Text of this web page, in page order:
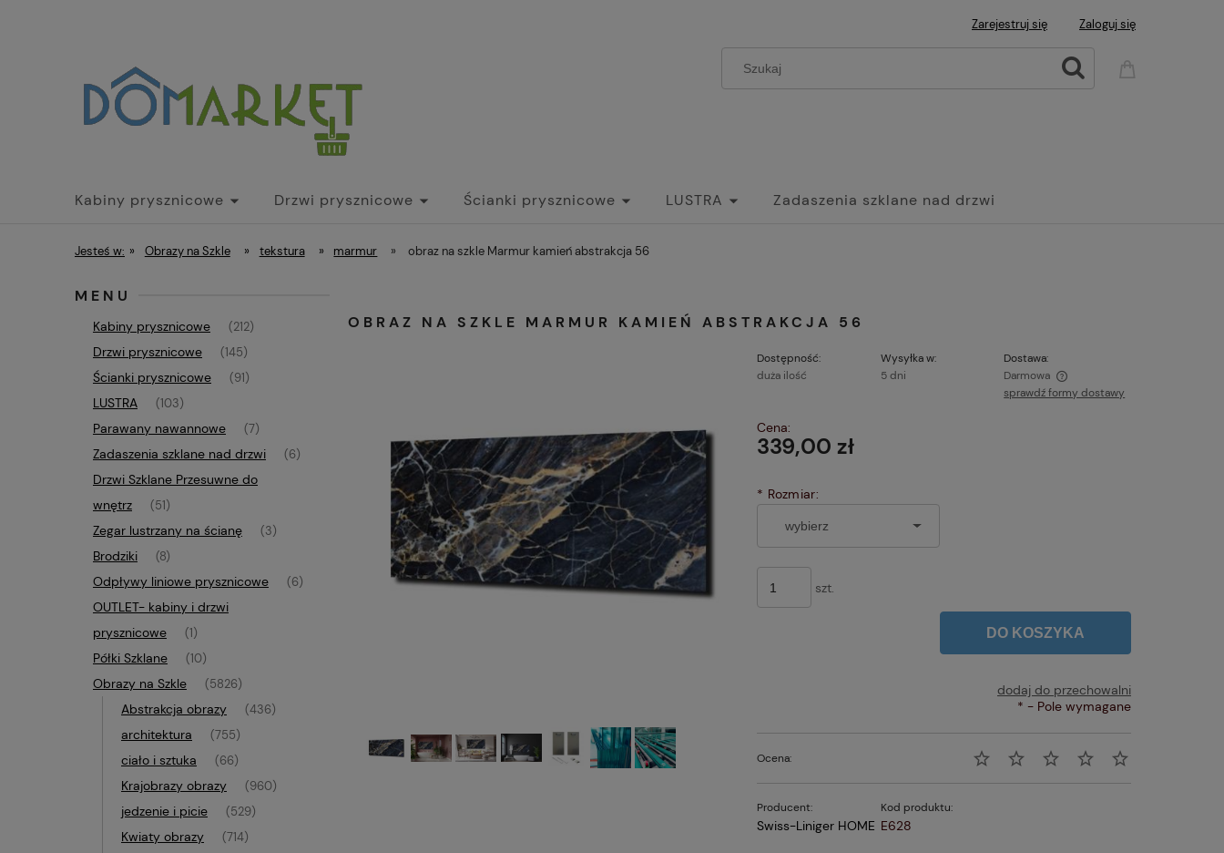
Zarejestruj się Zaloguj się
Kabiny prysznicowe Drzwi prysznicowe Ścianki prysznicowe LUSTRA Zadaszenia szklane nad drzwi
Parawany nawannowe Brodziki Drzwi Szklane Przesuwne do wnętrz
Jesteś w: » Obrazy na Szkle » tekstura » marmur » obraz na szkle Marmur kamień abstrakcja 56
MENU
Kabiny prysznicowe (212)
Drzwi prysznicowe (145)
Ścianki prysznicowe (91)
LUSTRA (103)
Parawany nawannowe (7)
Zadaszenia szklane nad drzwi (6)
Drzwi Szklane Przesuwne do
wnętrz
(51)
Zegar lustrzany na ścianę (3)
Brodziki (8)
Odpływy liniowe prysznicowe (6)
OUTLET- kabiny i drzwi
prysznicowe
(1)
Półki Szklane (10)
Obrazy na Szkle (5826)
Abstrakcja obrazy (436)
architektura (755)
ciało i sztuka (66)
Krajobrazy obrazy (960)
jedzenie i picie (529)
Kwiaty obrazy (714)
OBRAZ NA SZKLE MARMUR KAMIEŃ ABSTRAKCJA 56
Dostępność:
duża ilość
Wysyłka w:
5 dni
Dostawa:
Darmowa
sprawdź formy dostawy
Cena:
339,00 zł
* Rozmiar:
szt.
DO KOSZYKA
dodaj do przechowalni
* - Pole wymagane
Ocena:
Producent:
Swiss-Liniger HOME
Kod produktu:
E628